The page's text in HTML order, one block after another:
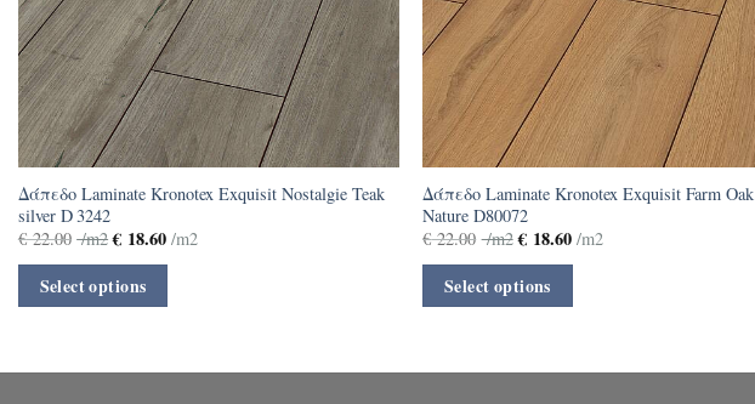
Δάπεδο Laminate Kronotex Exquisit Nostalgie Teak
silver D 3242
€22.00 /m2 € 18.60 /m2
Select options
Δάπεδο Laminate Kronotex Exquisit Farm Oak
Nature D80072
€22.00 /m2 €18.60/m2
Select options